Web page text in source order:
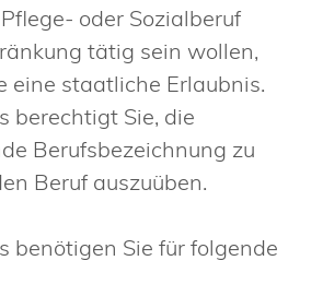
oder Sozialberuf
tätig sein wollen,
eine staatliche Erlaubnis.
berechtigt Sie, die
Berufsbezeichnung zu
Beruf auszuüben.
benötigen Sie für folgende